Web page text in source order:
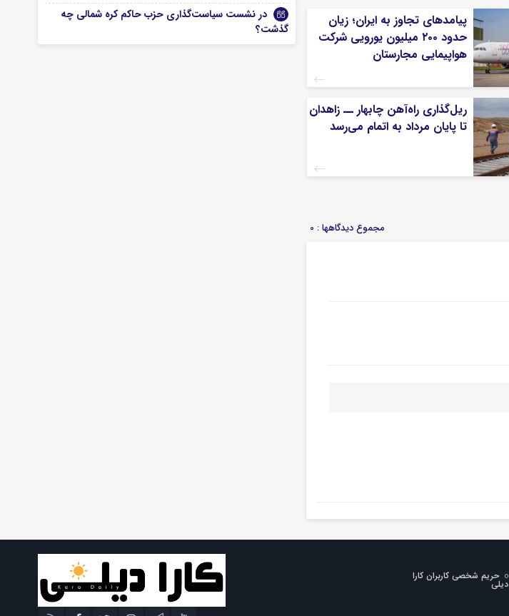
پیامدهای تجاوز به ایران؛ زیان
حدود ۲۰۰ میلیون یورویی شرکت
هواپیمایی مجارستان
ریل‌گذاری راه‌آهن چابهار ــ زاهدان
تا پایان مرداد به اتمام می‌رسد
مجموع دیدگاهها : 0
در نشست سیاست‌گذاری حزب حاکم کره شمالی چه
گذشت؟
حریم شخصی کاربران کارا
دیلی